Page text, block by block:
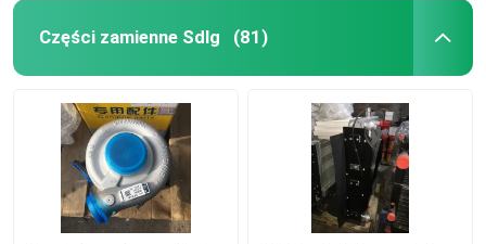
Części zamienne Sdlg (81)